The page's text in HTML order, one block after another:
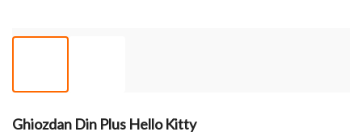
Ghiozdan Din Plus Hello Kitty